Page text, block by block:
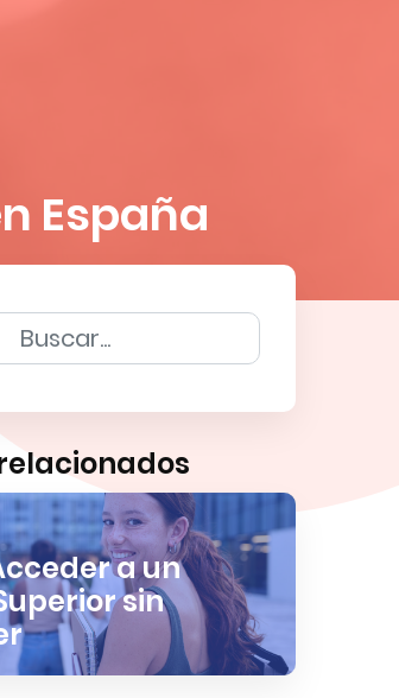
España
a un
sin